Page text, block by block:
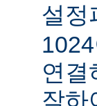
설정
연결
작하